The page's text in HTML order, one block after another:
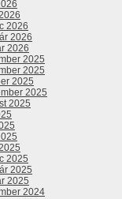
2026
2026
2026
2025
2025
2025
2025
2025
2025
2025
2025
2024